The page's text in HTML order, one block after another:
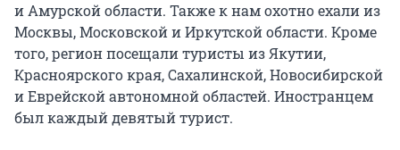
и Амурской области. Также к нам охотно ехали из
Москвы, Московской и Иркутской области. Кроме
того, регион посещали туристы из Якутии,
Красноярского края, Сахалинской, Новосибирской
и Еврейской автономной областей. Иностранцем
был каждый девятый турист.